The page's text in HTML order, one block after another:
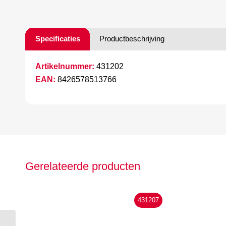
Specificaties Productbeschrijving
Artikelnummer: 431202
EAN: 8426578513766
Gerelateerde producten
431207